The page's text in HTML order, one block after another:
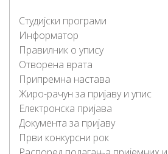
Студијски програми
Информатор
Правилник о упису
Отворена врата
Припремна настава
Жиро-рачун за пријаву и упис
Електронска пријава
Документа за пријаву
Први конкурсни рок